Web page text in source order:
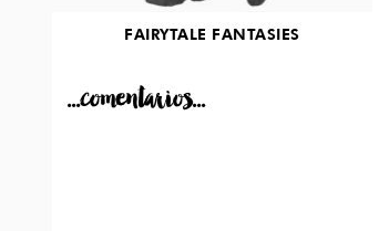
FAIRYTALE FANTASIES
...comentarios...